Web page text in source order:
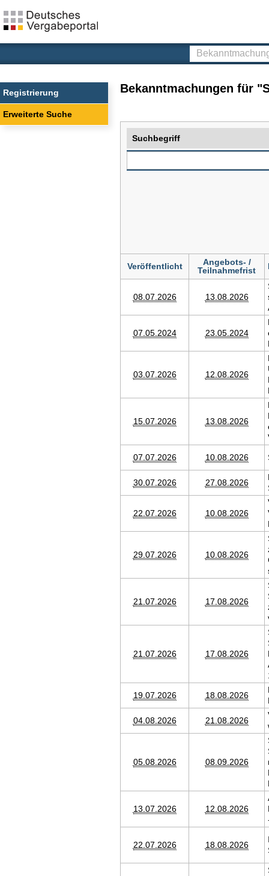
Deutsches
Vergabeportal
Bekanntmachungen
finden
Registrierung
Erweiterte Suche
Bekanntmachungen für
Suchbegriff
Veröffentlicht
Angebots- /
Teilnahmefrist
08.07.2026 13.08.2026
07.05.2024 23.05.2024
03.07.2026 12.08.2026
15.07.2026 13.08.2026
07.07.2026 10.08.2026
30.07.2026 27.08.2026
22.07.2026 10.08.2026
29.07.2026 10.08.2026
21.07.2026 17.08.2026
21.07.2026 17.08.2026
19.07.2026 18.08.2026
04.08.2026 21.08.2026
05.08.2026 08.09.2026
13.07.2026 12.08.2026
22.07.2026 18.08.2026